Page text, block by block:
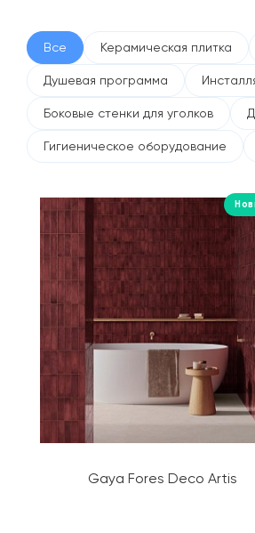
Все Керамическая плитка
Душевая программа
Боковые стенки для уголков
Гигиеническое оборудование
Gaya Fores Deco Artis